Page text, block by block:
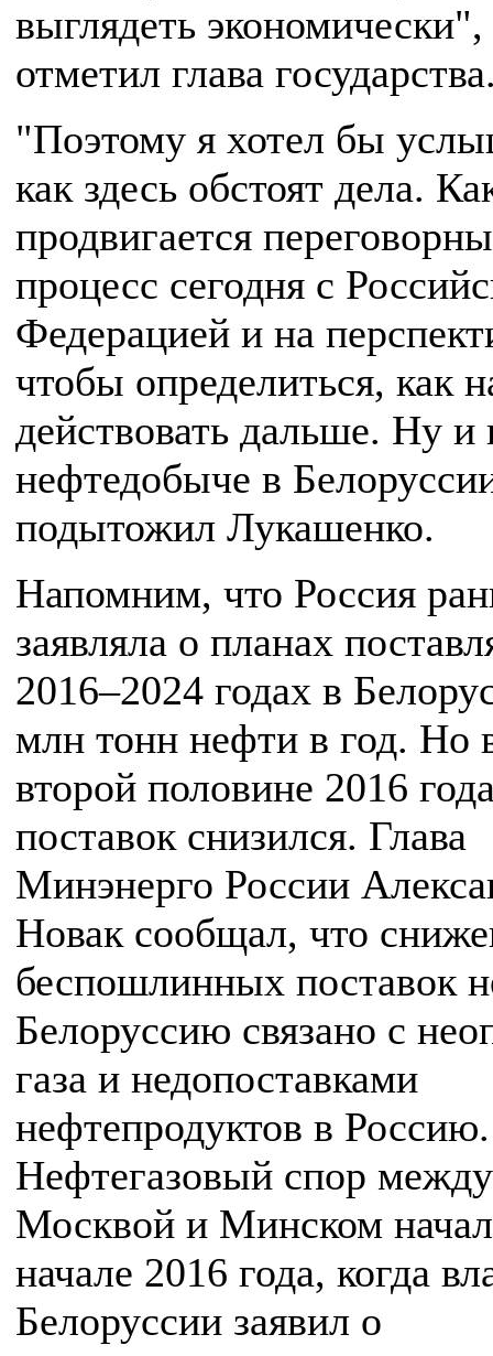
выглядеть
отметил глава
"Поэтому я хотел бы
как здесь обстоят дела.
продвигается
процесс сегодня с
Федерацией и на
чтобы определиться, как
действовать дальше. Ну и
нефтедобыче в
подытожил Лукашенко.
Напомним, что Россия
заявляла о планах
2016–2024 годах в
млн тонн нефти в год. Но
второй половине 2016
поставок снизился. Глава
Минэнерго России
Новак сообщал, что
беспошлинных поставок
Белоруссию связано с
газа и недопоставками
нефтепродуктов в Россию.
Нефтегазовый спор между
Москвой и Минском
начале 2016 года, когда
Белоруссии заявил о